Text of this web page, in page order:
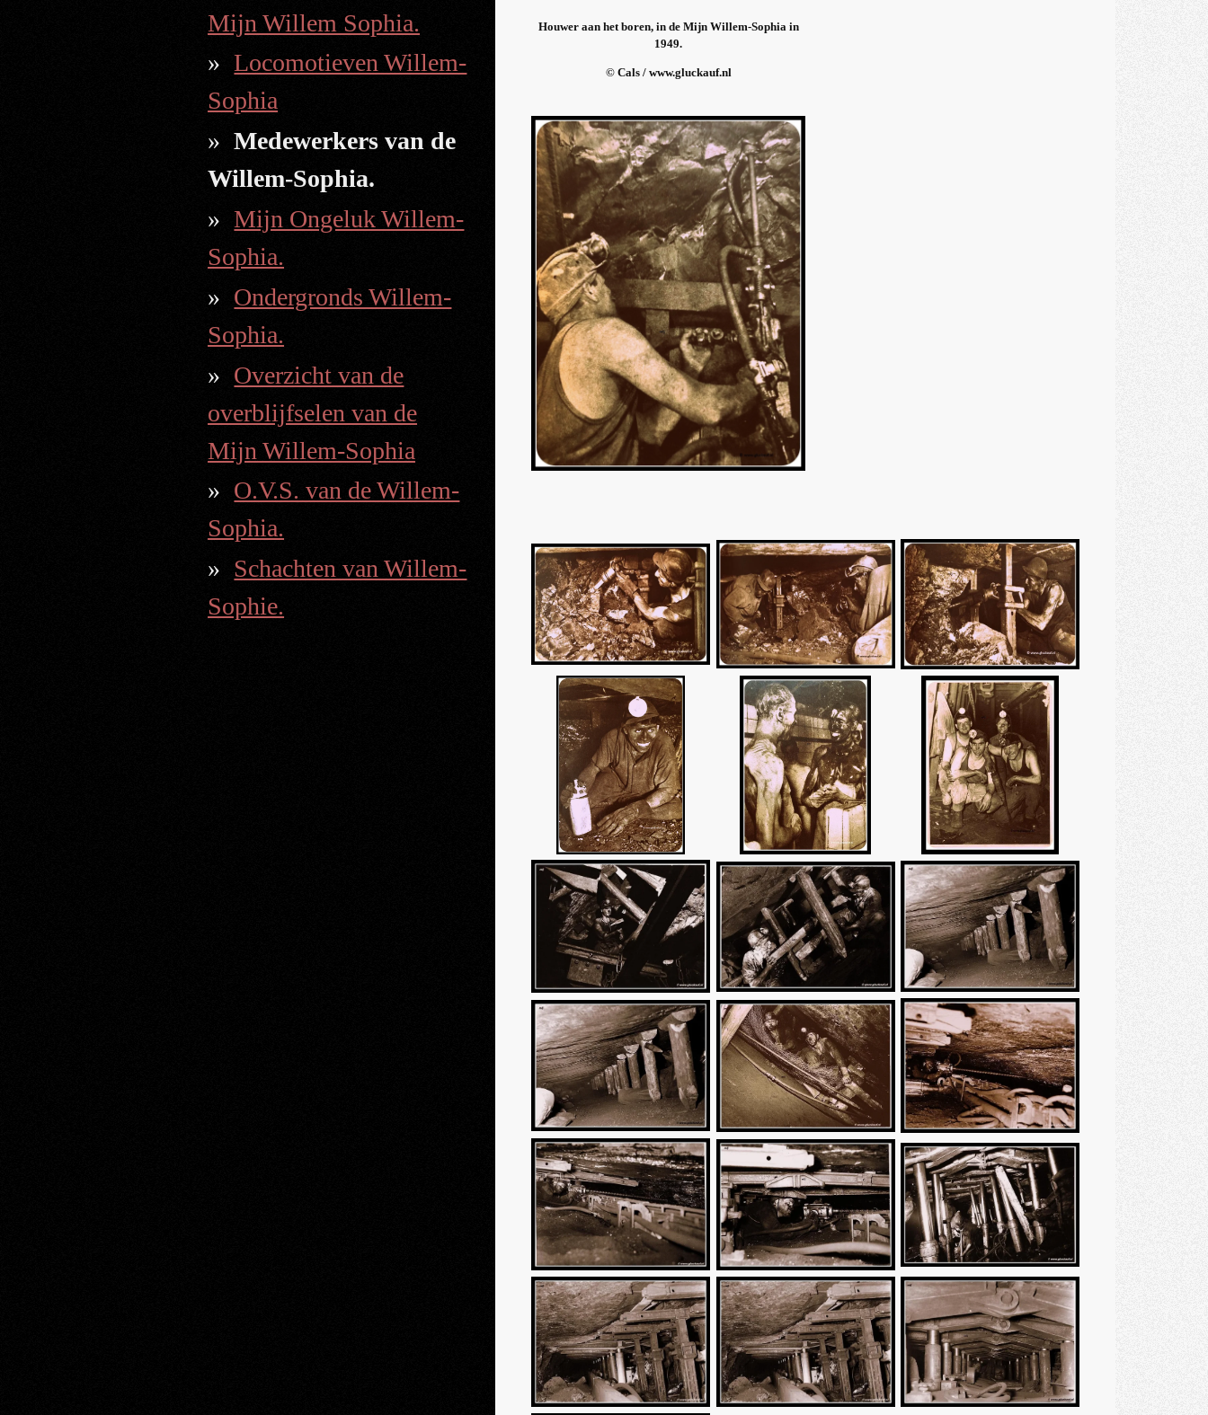
Houwer aan het boren, in de Mijn Willem-Sophia in
1949.
© Cals / www.gluckauf.nl
Mijn Willem Sophia.
Locomotieven Willem-
Sophia
Medewerkers van de
Willem-Sophia.
Mijn Ongeluk Willem-
Sophia.
Ondergronds Willem-
Sophia.
Overzicht van de
overblijfselen van de
Mijn Willem-Sophia
O.V.S. van de Willem-
Sophia.
Schachten van Willem-
Sophie.